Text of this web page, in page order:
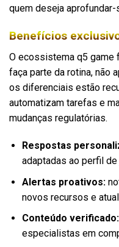
quem deseja
Benefícios
O ecossistema q5 game
faça parte da rotina, não
os diferenciais estão
automatizam tarefas e
mudanças regulatórias.
Respostas
adaptadas ao perfil
Alertas proativos:
novos recursos e
Conteúdo verificado:
especialistas em